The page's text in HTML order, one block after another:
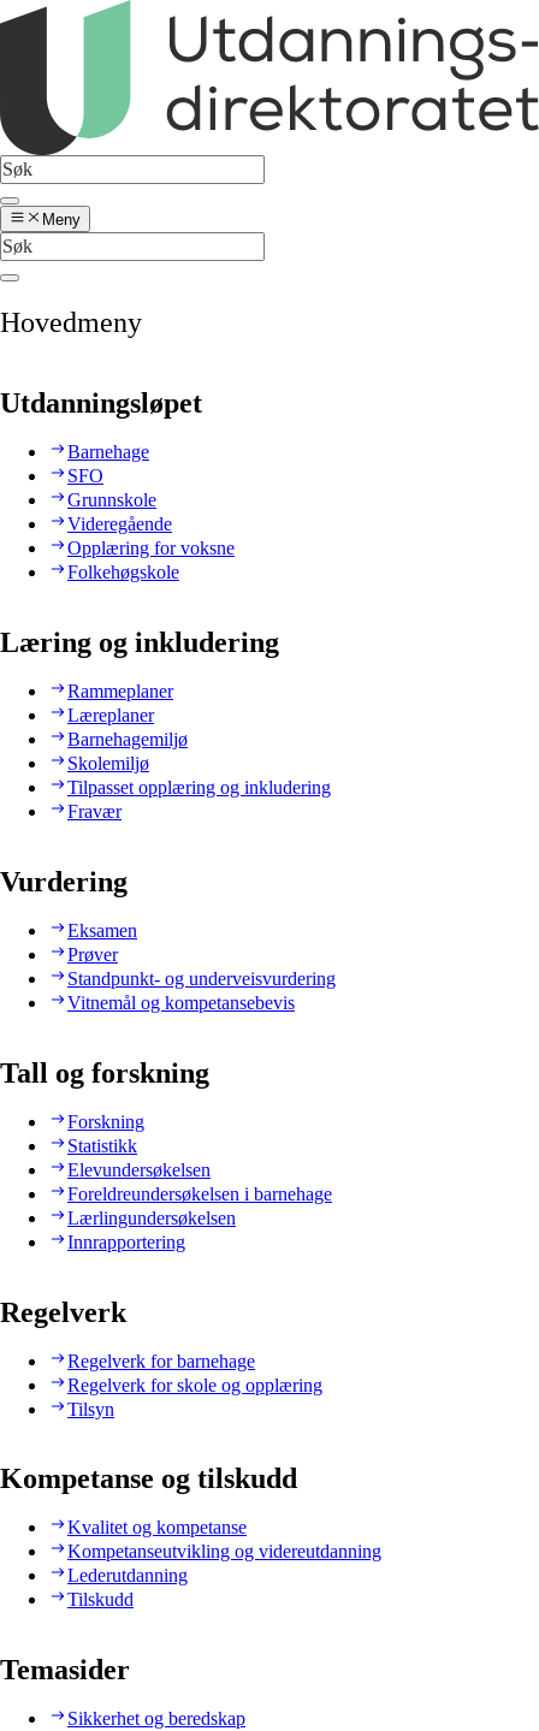
Meny
Hovedmeny
Utdanningsløpet
Barnehage
SFO
Grunnskole
Videregående
Opplæring for voksne
Folkehøgskole
Læring og inkludering
Rammeplaner
Læreplaner
Barnehagemiljø
Skolemiljø
Tilpasset opplæring og inkludering
Fravær
Vurdering
Eksamen
Prøver
Standpunkt- og underveisvurdering
Vitnemål og kompetansebevis
Tall og forskning
Forskning
Statistikk
Elevundersøkelsen
Foreldreundersøkelsen i barnehage
Lærlingundersøkelsen
Innrapportering
Regelverk
Regelverk for barnehage
Regelverk for skole og opplæring
Tilsyn
Kompetanse og tilskudd
Kvalitet og kompetanse
Kompetanseutvikling og videreutdanning
Lederutdanning
Tilskudd
Temasider
Sikkerhet og beredskap